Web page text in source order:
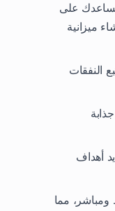
على
ميزانية
النفقات
أهداف
مما